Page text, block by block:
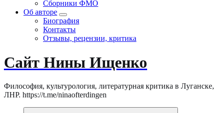
Сборники ФМО
Об авторе
Биография
Контакты
Отзывы, рецензии, критика
Сайт Нины Ищенко
Философия, культурология, литературная критика в Луганске,
ЛНР. https://t.me/ninaofterdingen